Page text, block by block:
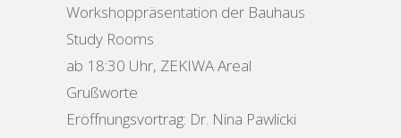
Workshoppräsentation der Bauhaus
Study Rooms
ab 18:30 Uhr, ZEKIWA Areal
Grußworte
Eröffnungsvortrag: Dr. Nina Pawlicki